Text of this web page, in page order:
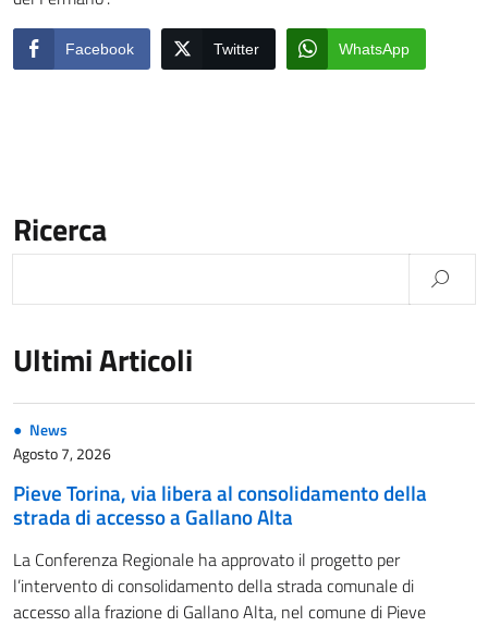
Facebook Twitter WhatsApp
Ricerca
Ultimi Articoli
News
Agosto 7, 2026
Pieve Torina, via libera al consolidamento della
strada di accesso a Gallano Alta
La Conferenza Regionale ha approvato il progetto per
l’intervento di consolidamento della strada comunale di
accesso alla frazione di Gallano Alta, nel comune di Pieve